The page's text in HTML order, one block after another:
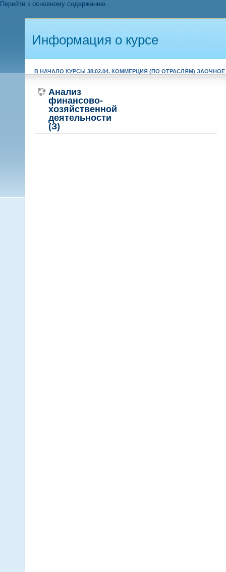
Перейти к основному содержанию
Информация о курсе
В НАЧАЛО КУРСЫ 38.02.04. КОММЕРЦИЯ (ПО ОТРАСЛЯМ) ЗАОЧНОЕ
Анализ
финансово-
хозяйственной
деятельности
(З)